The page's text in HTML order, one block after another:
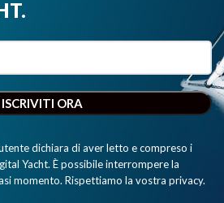
dichiara di aver letto e compreso i
Yacht. È possibile interrompere la
momento. Rispettiamo la vostra privacy.